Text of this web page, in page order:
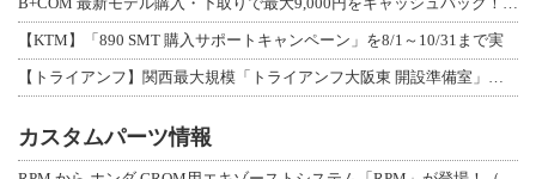
【KTM】「890 SMT 購入サポートキャンペーン」を8/1～10/31まで実
カスタムパーツ情報